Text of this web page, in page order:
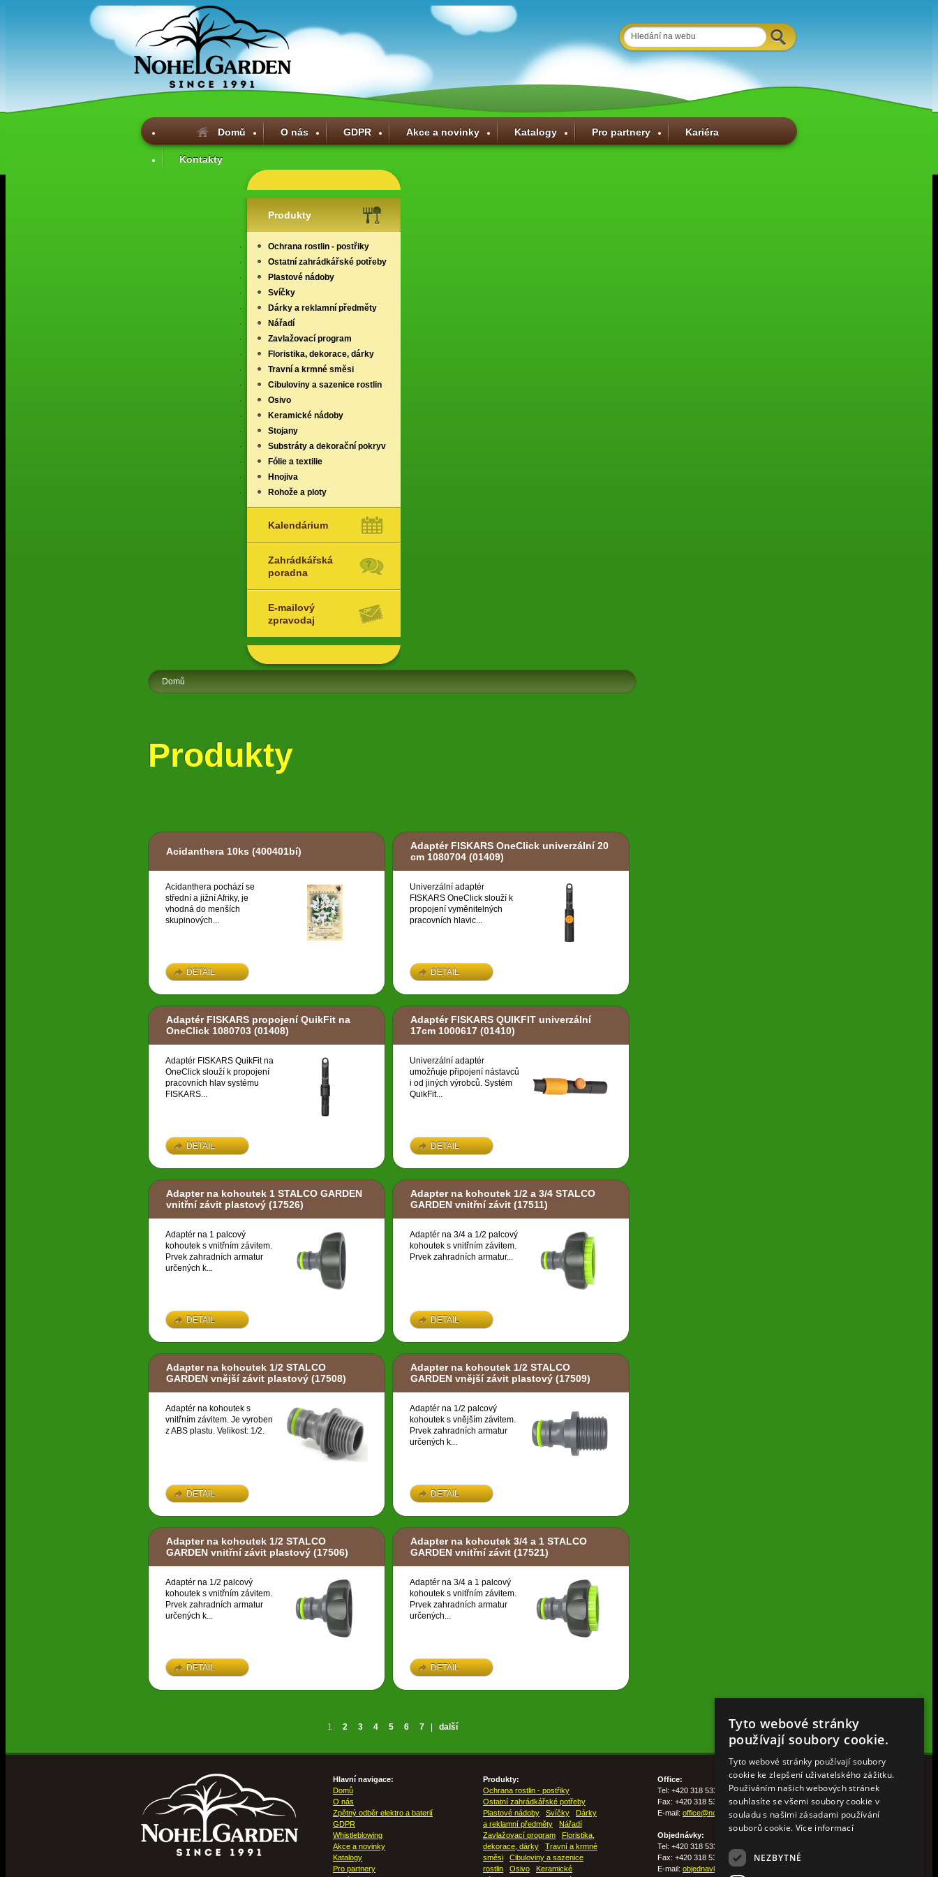
Domů O nás GDPR Akce a novinky Katalogy Pro partnery Kariéra
Kontakty
Produkty
Ochrana rostlin - postřiky
Ostatní zahrádkářské potřeby
Plastové nádoby
Svíčky
Dárky a reklamní předměty
Nářadí
Zavlažovací program
Floristika, dekorace, dárky
Travní a krmné směsi
Cibuloviny a sazenice rostlin
Osivo
Keramické nádoby
Stojany
Substráty a dekorační pokryv
Fólie a textilie
Hnojiva
Rohože a ploty
Kalendárium
Zahrádkářská
poradna
E-mailový
zpravodaj
Domů
Produkty
Acidanthera 10ks (400401bí)
Acidanthera pochází se
střední a jižní Afriky, je
vhodná do menších
skupinových...
DETAIL
Adaptér FISKARS OneClick univerzální 20
cm 1080704 (01409)
Univerzální adaptér
FISKARS OneClick slouží k
propojení vyměnitelných
pracovních hlavic...
DETAIL
Adaptér FISKARS propojení QuikFit na
OneClick 1080703 (01408)
Adaptér FISKARS QuikFit na
OneClick slouží k propojení
pracovních hlav systému
FISKARS...
DETAIL
Adaptér FISKARS QUIKFIT univerzální
17cm 1000617 (01410)
Univerzální adaptér
umožňuje připojení nástavců
i od jiných výrobců. Systém
QuikFit...
DETAIL
Adapter na kohoutek 1 STALCO GARDEN
vnitřní závit plastový (17526)
Adaptér na 1 palcový
kohoutek s vnitřním závitem.
Prvek zahradních armatur
určených k...
DETAIL
Adapter na kohoutek 1/2 a 3/4 STALCO
GARDEN vnitřní závit (17511)
Adaptér na 3/4 a 1/2 palcový
kohoutek s vnitřním závitem.
Prvek zahradních armatur...
DETAIL
Adapter na kohoutek 1/2 STALCO
GARDEN vnější závit plastový (17508)
Adaptér na kohoutek s
vnitřním závitem. Je vyroben
z ABS plastu. Velikost: 1/2.
DETAIL
Adapter na kohoutek 1/2 STALCO
GARDEN vnější závit plastový (17509)
Adaptér na 1/2 palcový
kohoutek s vnějším závitem.
Prvek zahradních armatur
určených k...
DETAIL
Adapter na kohoutek 1/2 STALCO
GARDEN vnitřní závit plastový (17506)
Adaptér na 1/2 palcový
kohoutek s vnitřním závitem.
Prvek zahradních armatur
určených k...
DETAIL
Adapter na kohoutek 3/4 a 1 STALCO
GARDEN vnitřní závit (17521)
Adaptér na 3/4 a 1 palcový
kohoutek s vnitřním závitem.
Prvek zahradních armatur
určených...
DETAIL
1 2 3 4 5 6 7 další
Hlavní navigace:
Domů
O nás
Zpětný odběr elektro a baterií
GDPR
Whistleblowing
Akce a novinky
Katalogy
Pro partnery
Produkty:
Ochrana rostlin - postřiky
Ostatní zahrádkářské potřeby
Plastové nádoby
Svíčky
Dárky
a reklamní předměty
Nářadí
Zavlažovací program
Floristika,
dekorace, dárky
Travní a krmné
směsi
Cibuloviny a sazenice
rostlin
Osivo
Keramické
Office:
Tel: +420 318 533 511
Fax: +420 318 533 513
E-mail: office@nohelgarden.cz
Objednávky:
Tel: +420 318 533 533
Fax: +420 318 533 538
E-mail: objednavky@nohelgarden.cz
Tyto webové stránky
používají soubory cookie.
Tyto webové stránky používají soubory
cookie ke zlepšení uživatelského zážitku.
Používáním našich webových stránek
souhlasíte se všemi soubory cookie v
souladu s našimi zásadami používání
souborů cookie. Více informací
NEZBYTNÉ